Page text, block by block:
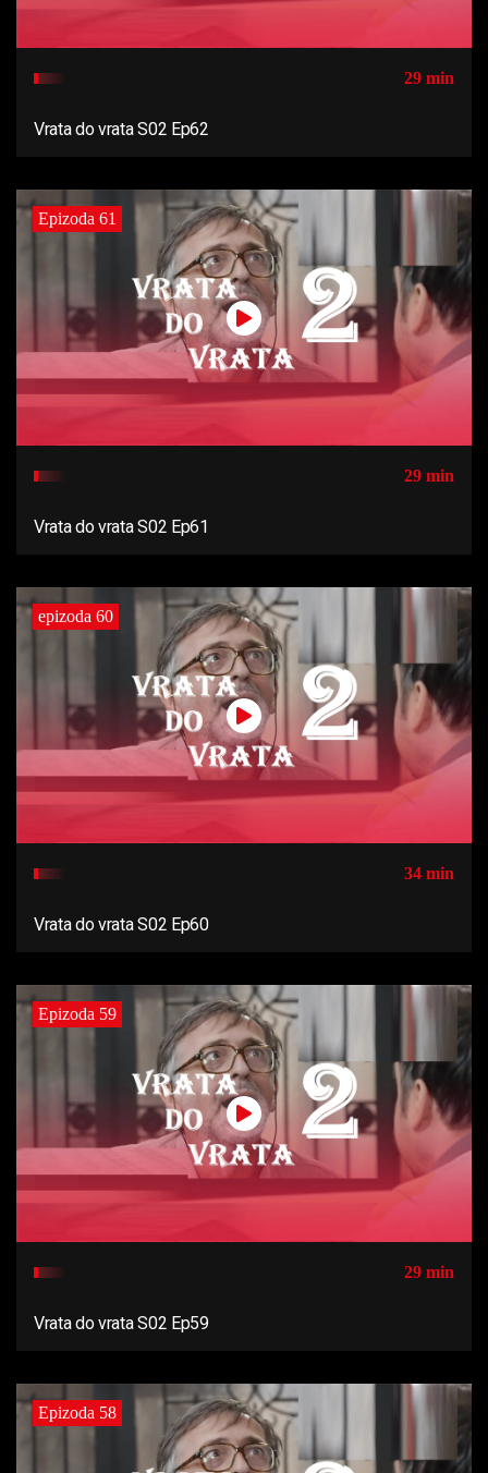
29 min
Vrata do vrata S02 Ep62
Epizoda 61
29 min
Vrata do vrata S02 Ep61
epizoda 60
34 min
Vrata do vrata S02 Ep60
Epizoda 59
29 min
Vrata do vrata S02 Ep59
Epizoda 58